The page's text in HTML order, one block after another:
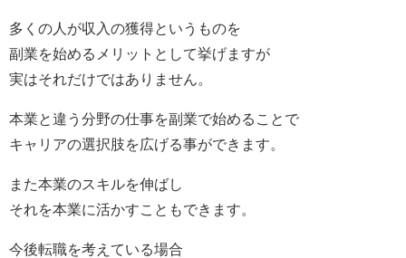
多くの人が収入の獲得というものを
副業を始めるメリットとして挙げますが
実はそれだけではありません。
本業と違う分野の仕事を副業で始めることで
キャリアの選択肢を広げる事ができます。
また本業のスキルを伸ばし
それを本業に活かすこともできます。
今後転職を考えている場合